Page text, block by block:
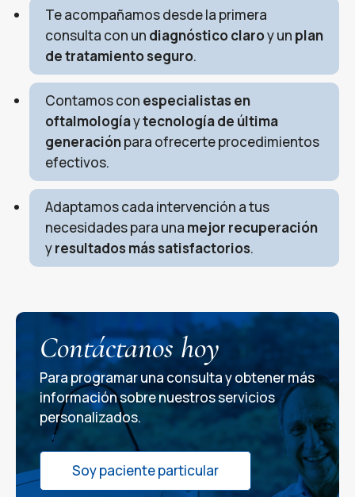
Te acompañamos desde la primera
consulta con un diagnóstico claroy un plan
de tratamiento seguro.
Contamos con especialistas en
oftalmologíaytecnología de última
generaciónpara ofrecerte procedimientos
efectivos.
Adaptamos cada intervención a tus
necesidades para una mejor recuperación
yresultados más satisfactorios.
Contáctanos hoy
Para programar una consulta y obtener más
información sobre nuestros servicios
personalizados.
Soy paciente particular